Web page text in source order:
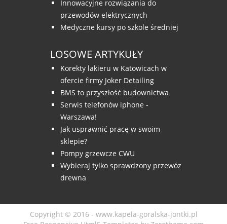
Innowacyjne rozwiązania do
przewodów elektrycznych
Medyczne kursy po szkole średniej
LOSOWE ARTYKUŁY
Korekty lakieru w Katowicach w
ofercie firmy Joker Detailing
BMS to przyszłość budownictwa
Serwis telefonów iphone -
Warszawa!
Jak usprawnić pracę w swoim
sklepie?
Pompy grzewcze CWU
Wybieraj tylko sprawdzony przewóz
drewna
Copyright © 2016 - www.kapela-goralska-jontki.pl